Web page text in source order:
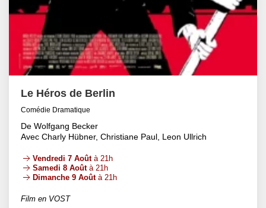
Le Héros de Berlin
Comédie Dramatique
De Wolfgang Becker
Avec Charly Hübner, Christiane Paul, Leon Ullrich
Vendredi 7 Aoûtà 21h
Samedi 8 Aoûtà 21h
Dimanche 9 Aoûtà 21h
Film en VOST